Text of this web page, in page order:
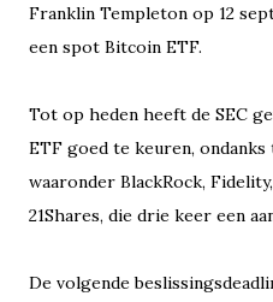
Franklin Templeton op 12
een spot Bitcoin ETF.
Tot op heden heeft de SEC
ETF goed te keuren,
waaronder BlackRock,
21Shares, die drie keer een
De volgende